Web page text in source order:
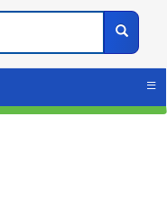
Buscar